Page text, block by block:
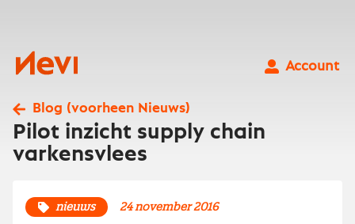
Nevi
Account
Blog (voorheen Nieuws)
Pilot inzicht supply chain
varkensvlees
nieuws 24 november 2016